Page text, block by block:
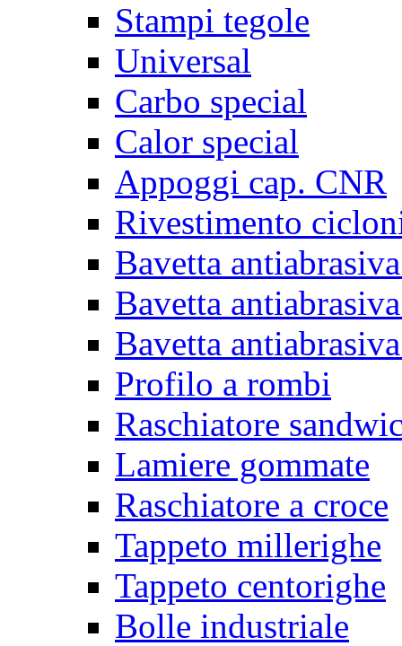
Stampi tegole
Universal
Carbo special
Calor special
Appoggi cap. CNR
Rivestimento
Bavetta
Bavetta
Bavetta
Profilo a rombi
Raschiatore
Lamiere gommate
Raschiatore a croce
Tappeto millerighe
Tappeto centorighe
Bolle industriale